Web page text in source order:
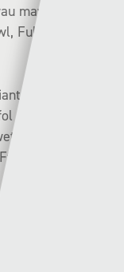
mawr ar hyd a
Fulham, Wolves a
yn Ewrop yn
gyntaf yng
yn curo
Uwch Gynghrair
bu rhaid i’r
Ewrop.